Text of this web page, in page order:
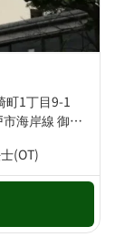
1丁目9-1
JR和田岬線 和田岬駅より徒歩6分 神戸市海岸線 御崎公園駅より徒歩7分
(OT)